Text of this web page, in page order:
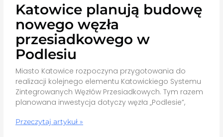
Katowice planują budowę
nowego węzła
przesiadkowego w
Podlesiu
Miasto Katowice rozpoczyna przygotowania do
realizacji kolejnego elementu Katowickiego Systemu
Zintegrowanych Węzłów Przesiadkowych. Tym razem
planowana inwestycja dotyczy węzła „Podlesie”,
Przeczytaj artykuł »